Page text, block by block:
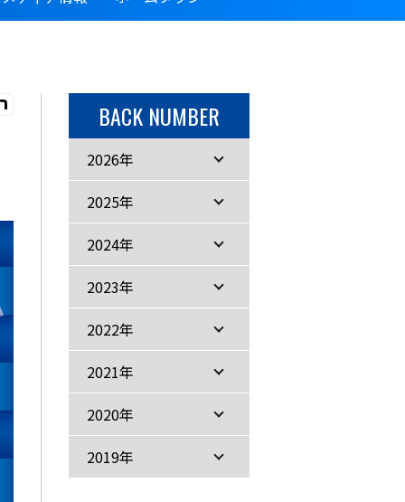
BACK NUMBER
2026年
2025年
2024年
2023年
2022年
2021年
2020年
2019年